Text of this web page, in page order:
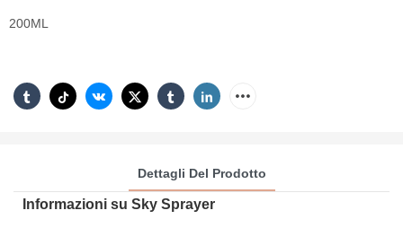
200ML
Dettagli Del Prodotto
Informazioni su Sky Sprayer